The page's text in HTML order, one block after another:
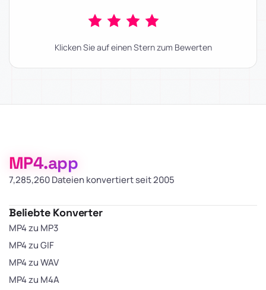
Klicken Sie auf einen Stern zum Bewerten
MP4.app
7,285,262 Dateien konvertiert seit 2005
Beliebte Konverter
MP4 zu MP3
MP4 zu GIF
MP4 zu WAV
MP4 zu M4A